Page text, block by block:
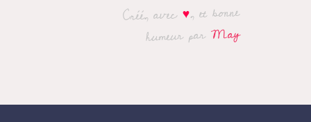
Créé, avec♥, et bonne
humeur parMay